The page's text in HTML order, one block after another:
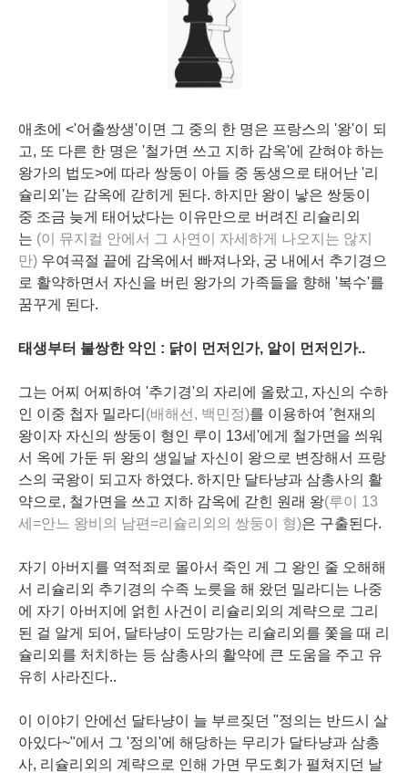
애초에 <'어출쌍생'이면 그 중의 한 명은 프랑스의 '왕'이 되
고, 또 다른 한 명은 '철가면 쓰고 지하 감옥'에 갇혀야 하는
왕가의 법도>에 따라 쌍둥이 아들 중 동생으로 태어난 '리
슐리외'는 감옥에 갇히게 된다. 하지만 왕이 낳은 쌍둥이
중 조금 늦게 태어났다는 이유만으로 버려진 리슐리외
는 (이 뮤지컬 안에서 그 사연이 자세하게 나오지는 않지
만) 우여곡절 끝에 감옥에서 빠져나와, 궁 내에서 추기경으
로 활약하면서 자신을 버린 왕가의 가족들을 향해 '복수'를
꿈꾸게 된다.
태생부터 불쌍한 악인 : 닭이 먼저인가, 알이 먼저인가..
그는 어찌 어찌하여 '추기경'의 자리에 올랐고, 자신의 수하
인 이중 첩자 밀라디 (배해선, 백민정)를 이용하여 '현재의
왕이자 자신의 쌍둥이 형인 루이 13세'에게 철가면을 씌워
서 옥에 가둔 뒤 왕의 생일날 자신이 왕으로 변장해서 프랑
스의 국왕이 되고자 하였다. 하지만 달타냥과 삼총사의 활
약으로, 철가면을 쓰고 지하 감옥에 갇힌 원래 왕(루이 13
세=안느 왕비의 남편=리슐리외의 쌍둥이 형)은 구출된다.
자기 아버지를 역적죄로 몰아서 죽인 게 그 왕인 줄 오해해
서 리슐리외 추기경의 수족 노릇을 해 왔던 밀라디는 나중
에 자기 아버지에 얽힌 사건이 리슐리외의 계략으로 그리
된 걸 알게 되어, 달타냥이 도망가는 리슐리외를 쫓을 때 리
슐리외를 처치하는 등 삼총사의 활약에 큰 도움을 주고 유
유히 사라진다..
이 이야기 안에선 달타냥이 늘 부르짖던 "정의는 반드시 살
아있다~"에서 그 '정의'에 해당하는 무리가 달타냥과 삼총
사, 리슐리외의 계략으로 인해 가면 무도회가 펼쳐지던 날